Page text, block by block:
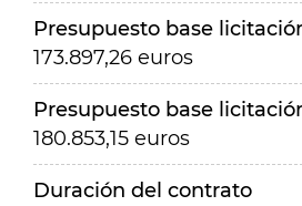
Presupuesto base
173.897,26 euros
Presupuesto base
180.853,15 euros
Duración del contrato